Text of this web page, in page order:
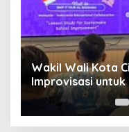
Wakil Wali Kota
Improvisasi
Pendidikan